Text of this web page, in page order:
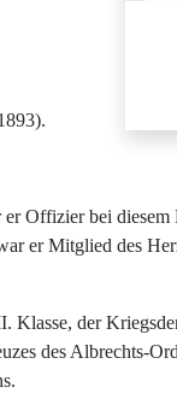
Offizier bei
er Mitglied des
Klasse, der
des Albrechts-